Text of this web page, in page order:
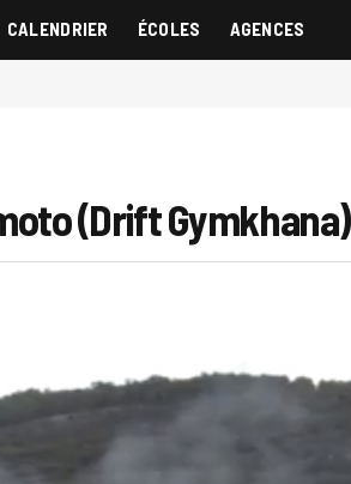
CALENDRIER ÉCOLES AGENCES
(Drift Gymkhana)